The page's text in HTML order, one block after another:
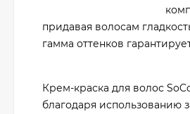
придавая волосам
гамма оттенков
Крем-краска для волос
благодаря использованию